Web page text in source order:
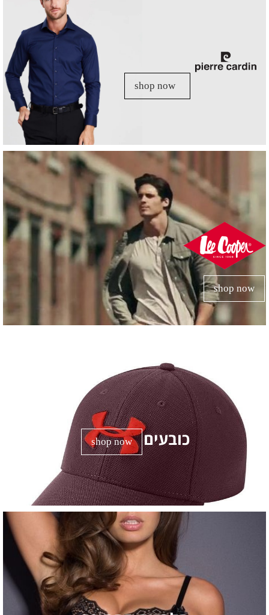
shop now
shop now
כובעים shop now